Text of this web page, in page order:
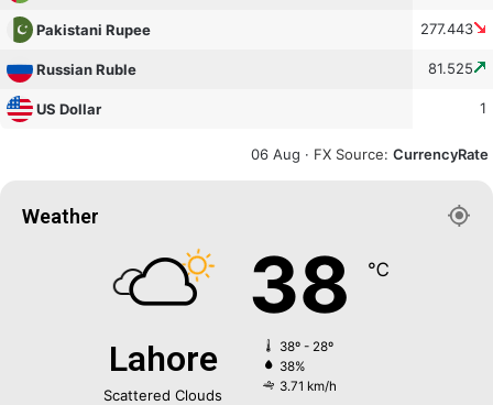
Pakistani Rupee 277.443
Russian Ruble 81.525
US Dollar 1
06 Aug · FX Source: CurrencyRate
Weather
Lahore
Scattered Clouds
38 ℃
38º - 28º
38%
3.71 km/h